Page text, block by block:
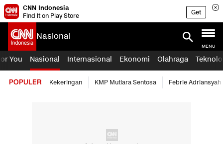
CNN Indonesia
Find it on Play Store
Get
Nasional
MENU
You Nasional Internasional Ekonomi Olahraga
POPULER Kekeringan KMP Mutiara Sentosa Febrie Adriansyah